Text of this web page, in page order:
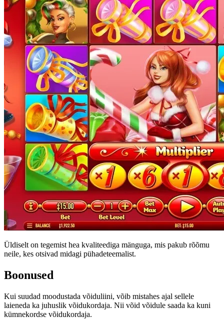
Üldiselt on tegemist hea kvaliteediga mänguga, mis pakub rõõmu
neile, kes otsivad midagi pühadeteemalist.
Boonused
Kui suudad moodustada võiduliini, võib mistahes ajal sellele
laieneda ka juhuslik võidukordaja. Nii võid võidule saada ka kuni
kümnekordse võidukordaja.